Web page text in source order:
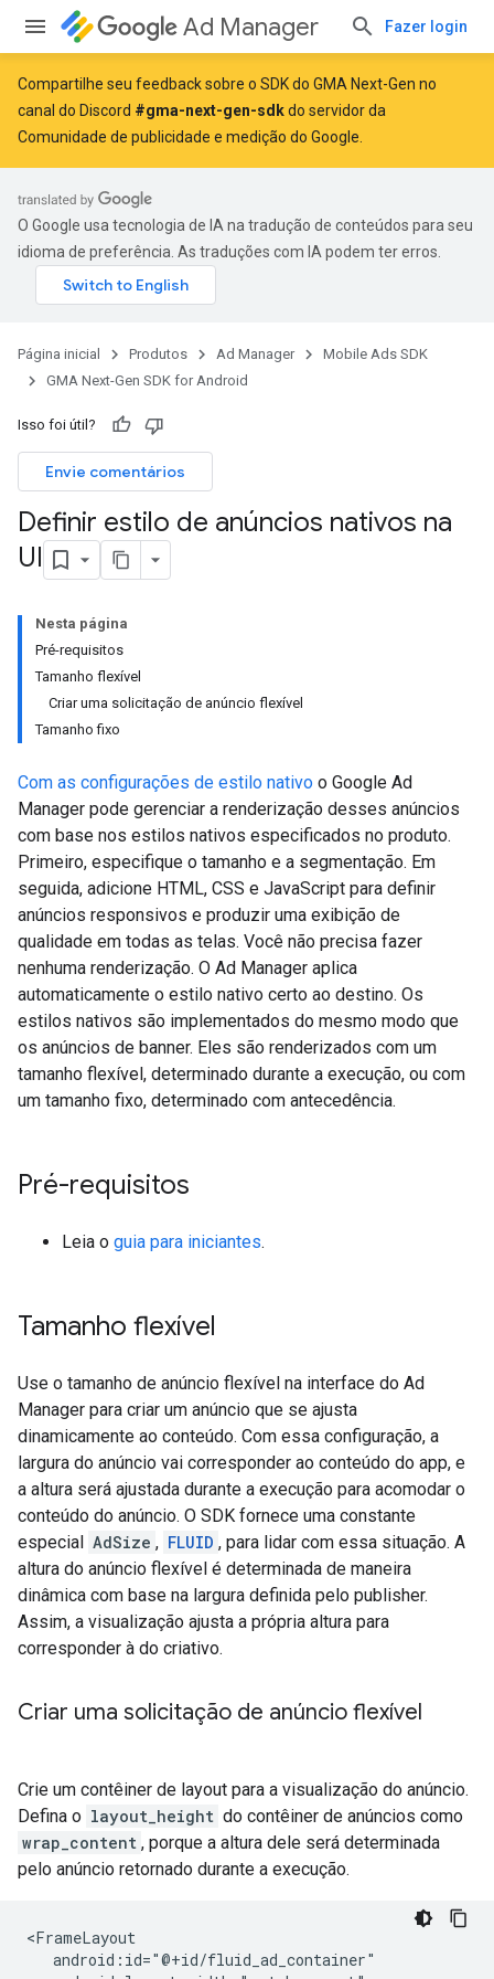
Ad Manager Fazer login
Compartilhe seu feedback sobre o SDK do GMA Next-Gen no
canal do Discord #gma-next-gen-sdkdo servidor da
Comunidade de publicidade e medição do Google.
O Google usa tecnologia de IA na tradução de conteúdos para seu
idioma de preferência. As traduções com IA podem ter erros.
Página inicial Produtos Ad Manager
Mobile Ads SDK
GMA Next-Gen SDK for Android
Isso foi útil?
Envie comentários
Definir estilo de anúncios nativos na
UI
Nesta página
Pré-requisitos
Tamanho flexível
Criar uma solicitação de anúncio flexível
Tamanho fixo
Com as configurações de estilo nativo o Google Ad
Manager pode gerenciar a renderização desses anúncios
com base nos estilos nativos especificados no produto.
Primeiro, especifique o tamanho e a segmentação. Em
seguida, adicione HTML, CSS e JavaScript para definir
anúncios responsivos e produzir uma exibição de
qualidade em todas as telas. Você não precisa fazer
nenhuma renderização. O Ad Manager aplica
automaticamente o estilo nativo certo ao destino. Os
estilos nativos são implementados do mesmo modo que
os anúncios de banner. Eles são renderizados com um
tamanho flexível, determinado durante a execução, ou com
um tamanho fixo, determinado com antecedência.
Pré-requisitos
Leia o guia para iniciantes.
Tamanho flexível
Use o tamanho de anúncio flexível na interface do Ad
Manager para criar um anúncio que se ajusta
dinamicamente ao conteúdo. Com essa configuração, a
largura do anúncio vai corresponder ao conteúdo do app, e
a altura será ajustada durante a execução para acomodar o
conteúdo do anúncio. O SDK fornece uma constante
especial AdSize , FLUID , para lidar com essa situação. A
altura do anúncio flexível é determinada de maneira
dinâmica com base na largura definida pelo publisher.
Assim, a visualização ajusta a própria altura para
corresponder à do criativo.
Criar uma solicitação de anúncio flexível
Crie um contêiner de layout para a visualização do anúncio.
Defina o layout_height do contêiner de anúncios como
wrap_content , porque a altura dele será determinada
pelo anúncio retornado durante a execução.